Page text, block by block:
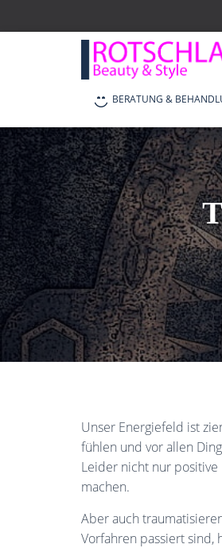
BERATUNG &
Unser Energiefeld ist
fühlen und vor allen
Leider nicht nur
machen.
Aber auch
Vorfahren passiert sind,